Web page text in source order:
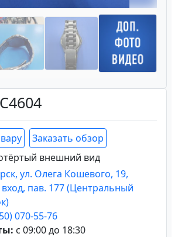
Заказать обзор
внешний вид
ул. Олега Кошевого, 19,
пав. 177 (Центральный
070-55-76
с 09:00 до 18:30